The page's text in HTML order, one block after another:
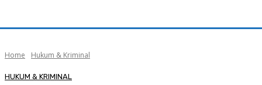
Home Hukum & Kriminal
HUKUM & KRIMINAL